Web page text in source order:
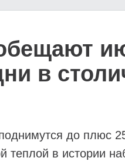
в
до плюс
теплой в истории